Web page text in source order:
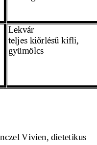
Lekvár
teljes kiőrlésű kifli,
gyümölcs
Venczel Vivien, dietetikus